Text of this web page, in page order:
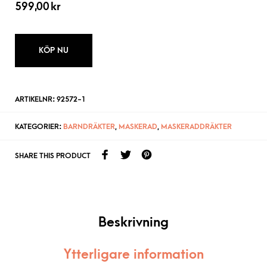
599,00 kr
KÖP NU
ARTIKELNR: 92572-1
KATEGORIER: BARNDRÄKTER, MASKERAD, MASKERADDRÄKTER
SHARE THIS PRODUCT
Beskrivning
Ytterligare information